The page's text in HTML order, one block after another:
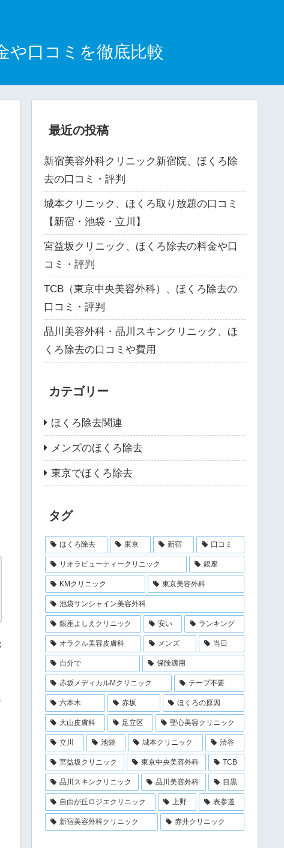
や口コミを徹底比較
最近の投稿
新宿美容外科クリニック新宿院、ほくろ除
去の口コミ・評判
城本クリニック、ほくろ取り放題の口コミ
【新宿・池袋・立川】
宮益坂クリニック、ほくろ除去の料金や口
コミ・評判
TCB（東京中央美容外科）、ほくろ除去の
口コミ・評判
品川美容外科・品川スキンクリニック、ほ
くろ除去の口コミや費用
カテゴリー
ほくろ除去関連
メンズのほくろ除去
東京でほくろ除去
タグ
ほくろ除去 東京 新宿 口コミ
リオラビューティークリニック 銀座
KMクリニック 東京美容外科
池袋サンシャイン美容外科
銀座よしえクリニック 安い ランキング
オラクル美容皮膚科 メンズ 当日
自分で 保険適用
赤坂メディカルMクリニック テープ不要
六本木 赤坂 ほくろの原因
大山皮膚科 足立区 聖心美容クリニック
立川 池袋 城本クリニック 渋谷
宮益坂クリニック 東京中央美容外科 TCB
品川スキンクリニック 品川美容外科 目黒
自由が丘ロジエクリニック 上野 表参道
新宿美容外科クリニック 赤井クリニック